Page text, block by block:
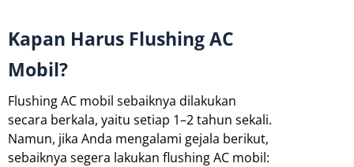
Kapan Harus Flushing AC
Mobil?
Flushing AC mobil sebaiknya dilakukan
secara berkala, yaitu setiap 1–2 tahun sekali.
Namun, jika Anda mengalami gejala berikut,
sebaiknya segera lakukan flushing AC mobil: